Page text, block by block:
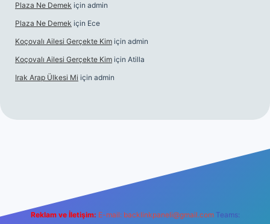
Plaza Ne Demek için admin
Plaza Ne Demek için Ece
Koçovalı Ailesi Gerçekte Kim için admin
Koçovalı Ailesi Gerçekte Kim için Atilla
Irak Arap Ülkesi Mi için admin
Reklam ve İletişim: E-mail: backlinkpaneli@gmail.com Teams: